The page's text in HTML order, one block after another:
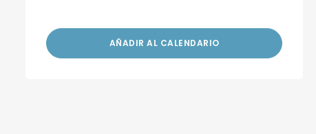
AÑADIR AL CALENDARIO